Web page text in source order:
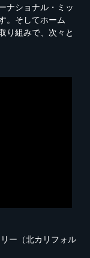
ナショナル・ミッ
。そしてホーム
り組みで、次々と
ー（北カリフォル